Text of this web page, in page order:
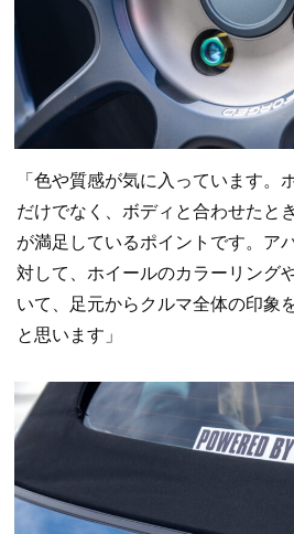
「色や質感が気に入っています。
だけでなく、ボディと合わせたと
が満足しているポイントです。ア
対して、ホイールのカラーリング
いて、足元からクルマ全体の印象
と思います」